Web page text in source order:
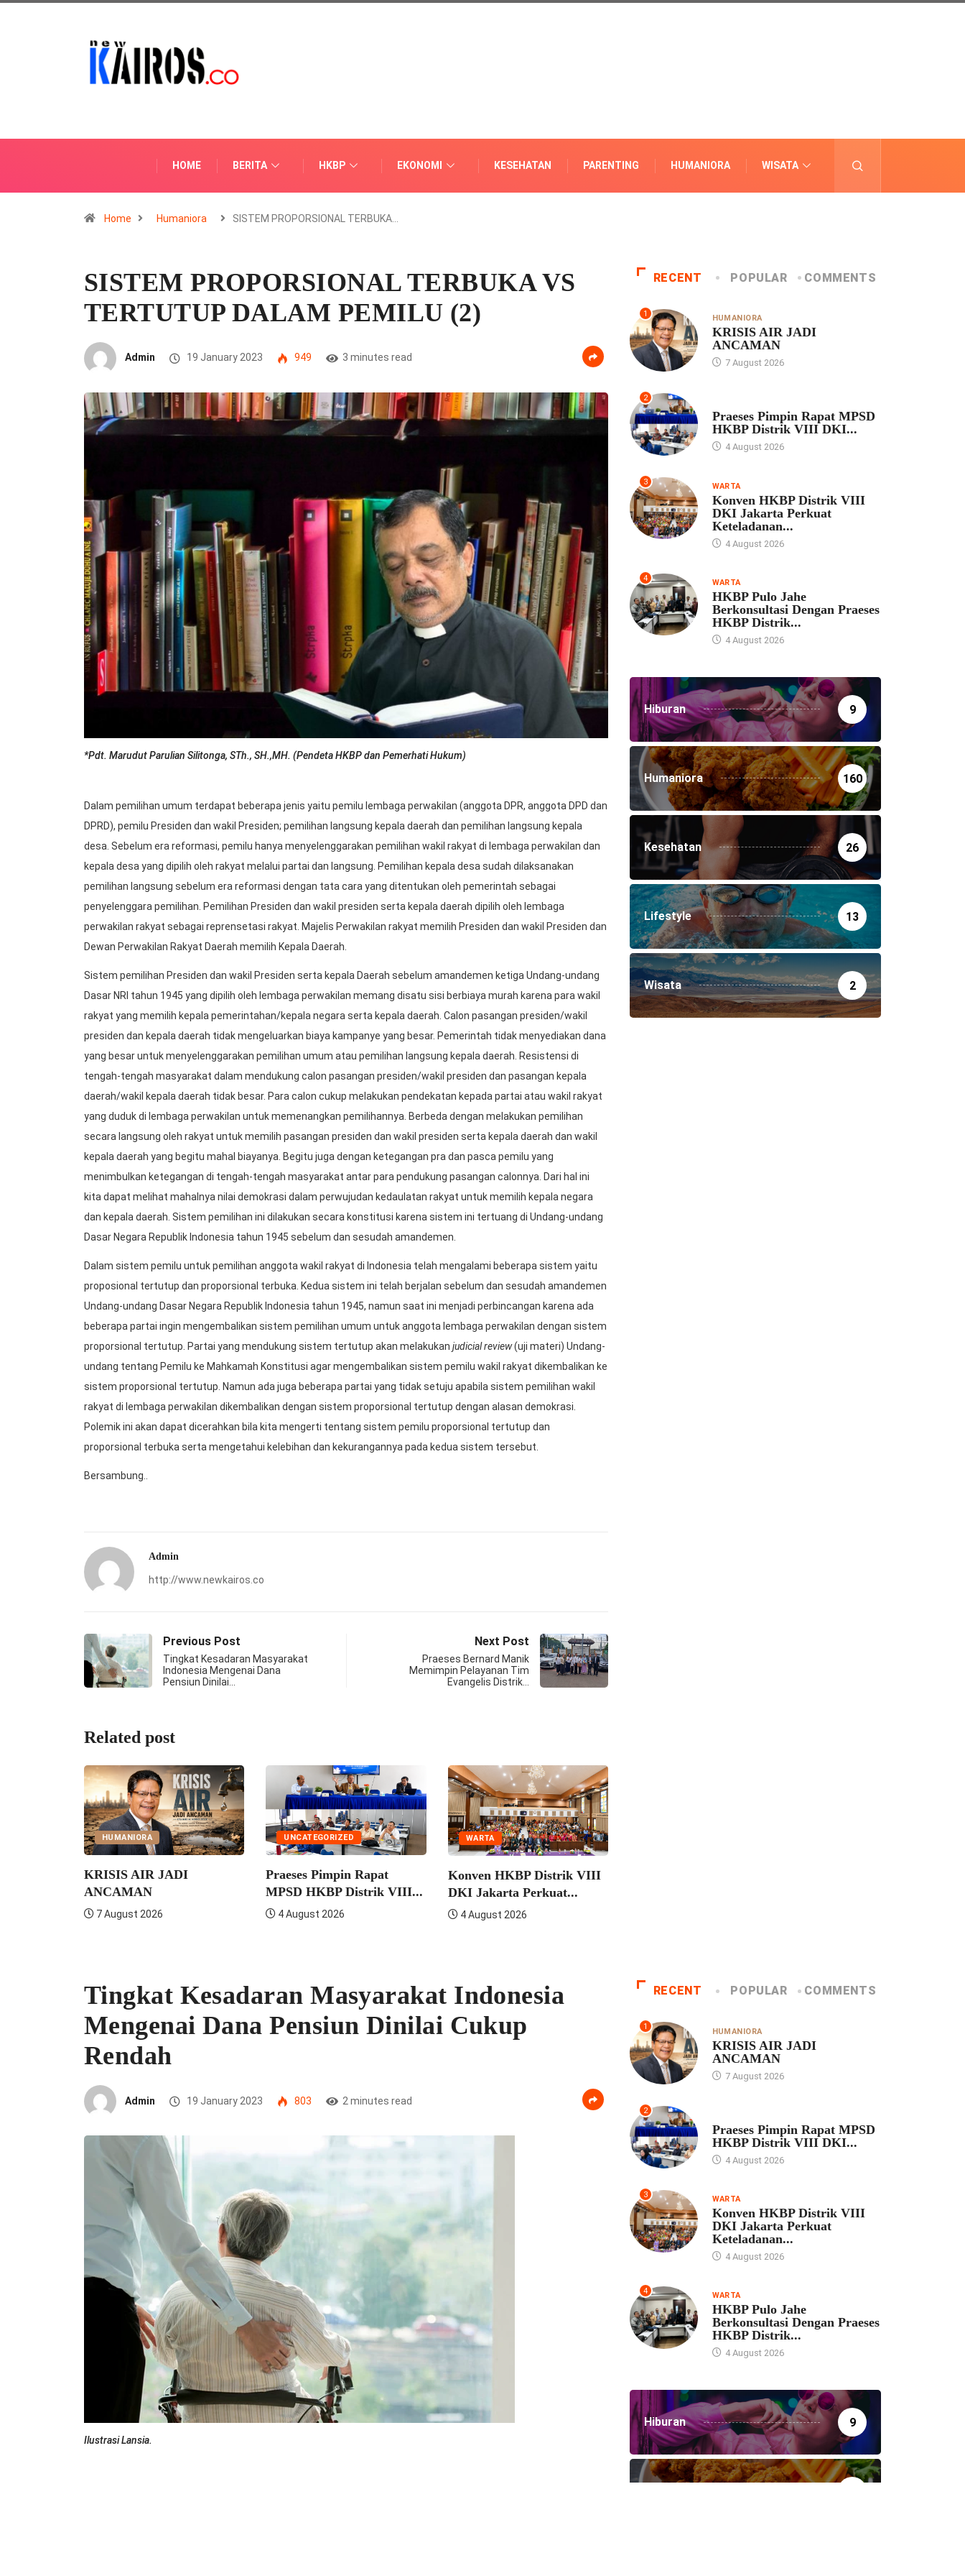
HOME BERITA HKBP EKONOMI KESEHATAN PARENTING HUMANIORA WISATA
Home Humaniora SISTEM PROPORSIONAL TERBUKA…
SISTEM PROPORSIONAL TERBUKA VS
TERTUTUP DALAM PEMILU (2)
Admin 19 January 2023 949 3 minutes read
*Pdt. Marudut Parulian Silitonga, STh., SH.,MH. (Pendeta HKBP dan Pemerhati Hukum)
Dalam pemilihan umum terdapat beberapa jenis yaitu pemilu lembaga perwakilan (anggota DPR, anggota DPD dan
DPRD), pemilu Presiden dan wakil Presiden; pemilihan langsung kepala daerah dan pemilihan langsung kepala
desa. Sebelum era reformasi, pemilu hanya menyelenggarakan pemilihan wakil rakyat di lembaga perwakilan dan
kepala desa yang dipilih oleh rakyat melalui partai dan langsung. Pemilihan kepala desa sudah dilaksanakan
pemilihan langsung sebelum era reformasi dengan tata cara yang ditentukan oleh pemerintah sebagai
penyelenggara pemilihan. Pemilihan Presiden dan wakil presiden serta kepala daerah dipilih oleh lembaga
perwakilan rakyat sebagai reprensetasi rakyat. Majelis Perwakilan rakyat memilih Presiden dan wakil Presiden dan
Dewan Perwakilan Rakyat Daerah memilih Kepala Daerah.
Sistem pemilihan Presiden dan wakil Presiden serta kepala Daerah sebelum amandemen ketiga Undang-undang
Dasar NRI tahun 1945 yang dipilih oleh lembaga perwakilan memang disatu sisi berbiaya murah karena para wakil
rakyat yang memilih kepala pemerintahan/kepala negara serta kepala daerah. Calon pasangan presiden/wakil
presiden dan kepala daerah tidak mengeluarkan biaya kampanye yang besar. Pemerintah tidak menyediakan dana
yang besar untuk menyelenggarakan pemilihan umum atau pemilihan langsung kepala daerah. Resistensi di
tengah-tengah masyarakat dalam mendukung calon pasangan presiden/wakil presiden dan pasangan kepala
daerah/wakil kepala daerah tidak besar. Para calon cukup melakukan pendekatan kepada partai atau wakil rakyat
yang duduk di lembaga perwakilan untuk memenangkan pemilihannya. Berbeda dengan melakukan pemilihan
secara langsung oleh rakyat untuk memilih pasangan presiden dan wakil presiden serta kepala daerah dan wakil
kepala daerah yang begitu mahal biayanya. Begitu juga dengan ketegangan pra dan pasca pemilu yang
menimbulkan ketegangan di tengah-tengah masyarakat antar para pendukung pasangan calonnya. Dari hal ini
kita dapat melihat mahalnya nilai demokrasi dalam perwujudan kedaulatan rakyat untuk memilih kepala negara
dan kepala daerah. Sistem pemilihan ini dilakukan secara konstitusi karena sistem ini tertuang di Undang-undang
Dasar Negara Republik Indonesia tahun 1945 sebelum dan sesudah amandemen.
Dalam sistem pemilu untuk pemilihan anggota wakil rakyat di Indonesia telah mengalami beberapa sistem yaitu
proposional tertutup dan proporsional terbuka. Kedua sistem ini telah berjalan sebelum dan sesudah amandemen
Undang-undang Dasar Negara Republik Indonesia tahun 1945, namun saat ini menjadi perbincangan karena ada
beberapa partai ingin mengembalikan sistem pemilihan umum untuk anggota lembaga perwakilan dengan sistem
proporsional tertutup. Partai yang mendukung sistem tertutup akan melakukan judicial review(uji materi) Undang-
undang tentang Pemilu ke Mahkamah Konstitusi agar mengembalikan sistem pemilu wakil rakyat dikembalikan ke
sistem proporsional tertutup. Namun ada juga beberapa partai yang tidak setuju apabila sistem pemilihan wakil
rakyat di lembaga perwakilan dikembalikan dengan sistem proporsional tertutup dengan alasan demokrasi.
Polemik ini akan dapat dicerahkan bila kita mengerti tentang sistem pemilu proporsional tertutup dan
proporsional terbuka serta mengetahui kelebihan dan kekurangannya pada kedua sistem tersebut.
Bersambung..
Admin
http://www.newkairos.co
Previous Post
Tingkat Kesadaran Masyarakat
Indonesia Mengenai Dana
Pensiun Dinilai…
Next Post
Praeses Bernard Manik
Memimpin Pelayanan Tim
Evangelis Distrik…
Related post
HUMANIORA
KRISIS AIR JADI
ANCAMAN
7 August 2026
UNCATEGORIZED
Praeses Pimpin Rapat
MPSD HKBP Distrik VIII...
4 August 2026
WARTA
Konven HKBP Distrik VIII
DKI Jakarta Perkuat...
4 August 2026
RECENT POPULAR COMMENTS
1 HUMANIORA
KRISIS AIR JADI
ANCAMAN
7 August 2026
2
Praeses Pimpin Rapat MPSD
HKBP Distrik VIII DKI...
4 August 2026
3 WARTA
Konven HKBP Distrik VIII
DKI Jakarta Perkuat
Keteladanan...
4 August 2026
4 WARTA
HKBP Pulo Jahe
Berkonsultasi Dengan Praeses
HKBP Distrik...
4 August 2026
Hiburan 9
Humaniora 160
Kesehatan 26
Lifestyle 13
Wisata 2
Tingkat Kesadaran Masyarakat Indonesia
Mengenai Dana Pensiun Dinilai Cukup
Rendah
Admin 19 January 2023 803 2 minutes read
Ilustrasi Lansia.
RECENT POPULAR COMMENTS
1 HUMANIORA
KRISIS AIR JADI
ANCAMAN
7 August 2026
2
Praeses Pimpin Rapat MPSD
HKBP Distrik VIII DKI...
4 August 2026
3 WARTA
Konven HKBP Distrik VIII
DKI Jakarta Perkuat
Keteladanan...
4 August 2026
4 WARTA
HKBP Pulo Jahe
Berkonsultasi Dengan Praeses
HKBP Distrik...
4 August 2026
Hiburan 9